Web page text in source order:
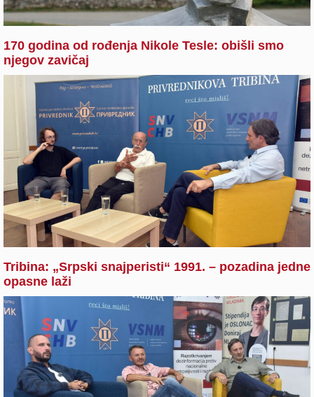
170 godina od rođenja Nikole Tesle: obišli smo
njegov zavičaj
Tribina: „Srpski snajperisti“ 1991. – pozadina jedne
opasne laži